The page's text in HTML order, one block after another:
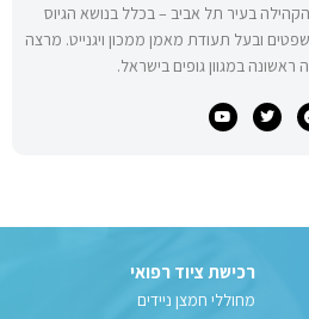
בעיר תל אביב – בכלל בנושא הגיוס
ובעל תעודת מאמן ממכון ויגנייט. מרצה
ראשונה במגוון גופים בישראל.
רכישת ציוד רפואי
מחוללי חמצן ניידים